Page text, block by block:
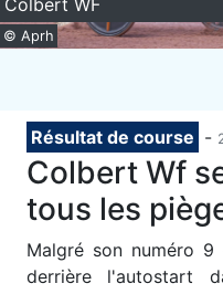
© Aprh
Résultat de course -
Colbert Wf
tous les
Malgré son numéro 9
derrière l'autostart